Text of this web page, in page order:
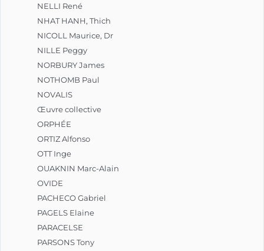
NELLI René
NHAT HANH, Thich
NICOLL Maurice, Dr
NILLE Peggy
NORBURY James
NOTHOMB Paul
NOVALIS
Œuvre collective
ORPHÉE
ORTIZ Alfonso
OTT Inge
OUAKNIN Marc-Alain
OVIDE
PACHECO Gabriel
PAGELS Elaine
PARACELSE
PARSONS Tony